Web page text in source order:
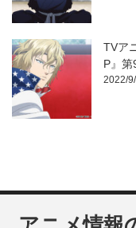
TVア
P』
2022/